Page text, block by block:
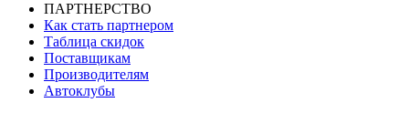
ПАРТНЕРСТВО
Как стать партнером
Таблица скидок
Поставщикам
Производителям
Автоклубы